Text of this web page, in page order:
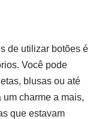
de utilizar botões é
Você pode
blusas ou até
charme a mais,
que estavam